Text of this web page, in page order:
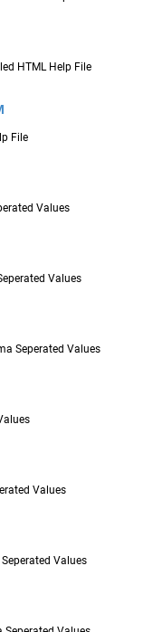
HTML Help File
File
Values
Values
Seperated Values
Values
Values